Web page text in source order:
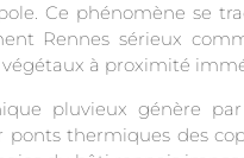
Ce phénomène se
Rennes sérieux
végétaux à proximité
pluvieux génère
ponts thermiques des